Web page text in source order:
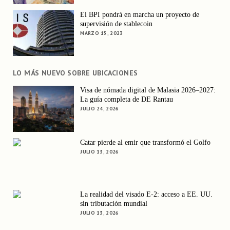
El BPI pondrá en marcha un proyecto de
supervisión de stablecoin
MARZO 15, 2023
LO MÁS NUEVO SOBRE UBICACIONES
Visa de nómada digital de Malasia 2026–2027:
La guía completa de DE Rantau
JULIO 24, 2026
Catar pierde al emir que transformó el Golfo
JULIO 13, 2026
La realidad del visado E-2: acceso a EE. UU.
sin tributación mundial
JULIO 13, 2026